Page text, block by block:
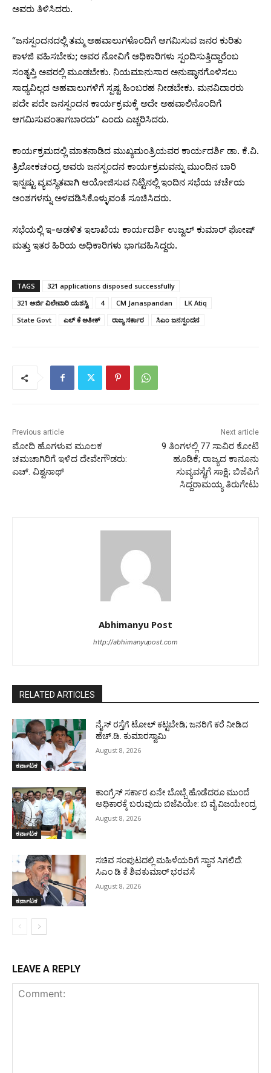
ಅವರು ತಿಳಿಸಿದರು.
“ಜನಸ್ಪಂದನದಲ್ಲಿ ತಮ್ಮ ಅಹವಾಲುಗಳೊಂದಿಗೆ ಆಗಮಿಸುವ ಜನರ ಕುರಿತು
ಕಾಳಜಿ ವಹಿಸಬೇಕು; ಅವರ ನೋವಿಗೆ ಅಧಿಕಾರಿಗಳು ಸ್ಪಂದಿಸುತ್ತಿದ್ದಾರೆಂಬ
ಸಂತೃಪ್ತಿ ಅವರಲ್ಲಿ ಮೂಡಬೇಕು. ನಿಯಮಾನುಸಾರ ಅನುಷ್ಠಾನಗೊಳಿಸಲು
ಸಾಧ್ಯವಿಲ್ಲದ ಅಹವಾಲುಗಳಿಗೆ ಸ್ಪಷ್ಟ ಹಿಂಬರಹ ನೀಡಬೇಕು. ಮನವಿದಾರರು
ಪದೇ ಪದೇ ಜನಸ್ಪಂದನ ಕಾರ್ಯಕ್ರಮಕ್ಕೆ ಅದೇ ಅಹವಾಲಿನೊಂದಿಗೆ
ಆಗಮಿಸುವಂತಾಗಬಾರದು” ಎಂದು ಎಚ್ಚರಿಸಿದರು.
ಕಾರ್ಯಕ್ರಮದಲ್ಲಿ ಮಾತನಾಡಿದ ಮುಖ್ಯಮಂತ್ರಿಯವರ ಕಾರ್ಯದರ್ಶಿ ಡಾ. ಕೆ.ವಿ.
ತ್ರಿಲೋಕಚಂದ್ರ ಅವರು ಜನಸ್ಪಂದನ ಕಾರ್ಯಕ್ರಮವನ್ನು ಮುಂದಿನ ಬಾರಿ
ಇನ್ನಷ್ಟು ವ್ಯವಸ್ಥಿತವಾಗಿ ಆಯೋಜಿಸುವ ನಿಟ್ಟಿನಲ್ಲಿ ಇಂದಿನ ಸಭೆಯ ಚರ್ಚೆಯ
ಅಂಶಗಳನ್ನು ಅಳವಡಿಸಿಕೊಳ್ಳುವಂತೆ ಸೂಚಿಸಿದರು.
ಸಭೆಯಲ್ಲಿ ಇ-ಆಡಳಿತ ಇಲಾಖೆಯ ಕಾರ್ಯದರ್ಶಿ ಉಜ್ವಲ್‌ ಕುಮಾರ್‌ ಘೋಷ್‌
ಮತ್ತು ಇತರ ಹಿರಿಯ ಅಧಿಕಾರಿಗಳು ಭಾಗವಹಿಸಿದ್ದರು.
TAGS
321 applications disposed successfully
321 ಅರ್ಜಿ ವಿಲೇವಾರಿ ಯಶಸ್ವಿ
4 CM Janaspandan
LK Atiq
State Govt
ಎಲ್ ಕೆ ಅತೀಕ್‌ ರಾಜ್ಯ ಸರ್ಕಾರ ಸಿಎಂ ಜನಸ್ಪಂದನ
Previous article
ಮೋದಿ ಹೊಗಳುವ ಮೂಲಕ
ಚಮಚಾಗಿರಿಗೆ ಇಳಿದ ದೇವೇಗೌಡರು:
ಎಚ್‌. ವಿಶ್ವನಾಥ್
Next article
9 ತಿಂಗಳಲ್ಲಿ 77 ಸಾವಿರ ಕೋಟಿ
ಹೂಡಿಕೆ; ರಾಜ್ಯದ ಕಾನೂನು
ಸುವ್ಯವಸ್ಥೆಗೆ ಸಾಕ್ಷಿ; ಬಿಜೆಪಿಗೆ
ಸಿದ್ದರಾಮಯ್ಯ ತಿರುಗೇಟು
Abhimanyu Post
http://abhimanyupost.com
RELATED ARTICLES
ಕರ್ನಾಟಕ
ನೈಸ್ ರಸ್ತೆಗೆ ಟೋಲ್ ಕಟ್ಟಬೇಡಿ; ಜನರಿಗೆ ಕರೆ ನೀಡಿದ
ಹೆಚ್.ಡಿ. ಕುಮಾರಸ್ವಾಮಿ
August 8, 2026
ಕರ್ನಾಟಕ
ಕಾಂಗ್ರೆಸ್ ಸರ್ಕಾರ ಏನೇ ಬೊಬ್ಬೆ ಹೊಡೆದರೂ ಮುಂದೆ
ಅಧಿಕಾರಕ್ಕೆ ಬರುವುದು ಬಿಜೆಪಿಯೇ: ಬಿ ವೈ ವಿಜಯೇಂದ್ರ
August 8, 2026
ಕರ್ನಾಟಕ
ಸಚಿವ ಸಂಪುಟದಲ್ಲಿ ಮಹಿಳೆಯರಿಗೆ ಸ್ಥಾನ ಸಿಗಲಿದೆ:
ಸಿಎಂ ಡಿ ಕೆ ಶಿವಕುಮಾರ್ ಭರವಸೆ
August 8, 2026
LEAVE A REPLY